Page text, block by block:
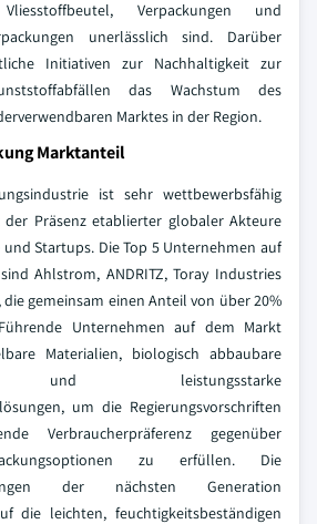
Verpackungen und
unerlässlich sind. Darüber
Initiativen zur Nachhaltigkeit zur
das Wachstum des
Marktes in der Region.
Marktanteil
ist sehr wettbewerbsfähig
Präsenz etablierter globaler Akteure
Startups. Die Top 5 Unternehmen auf
Ahlstrom, ANDRITZ, Toray Industries
gemeinsam einen Anteil von über 20%
Unternehmen auf dem Markt
Materialien, biologisch abbaubare
und leistungsstarke
um die Regierungsvorschriften
Verbraucherpräferenz gegenüber
zu erfüllen. Die
der nächsten Generation
die leichten, feuchtigkeitsbeständigen